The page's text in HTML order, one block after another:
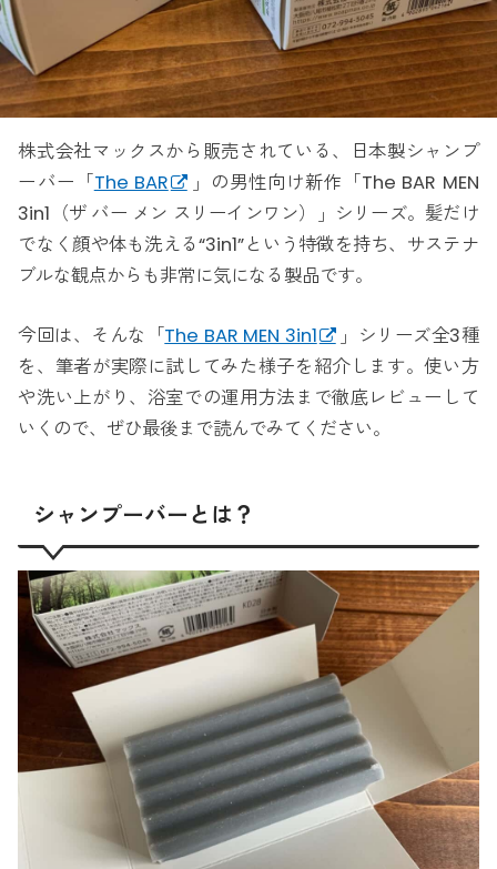
株式会社マックスから販売されている、日本製シャンプ
ーバー「The BAR
」の男性向け新作「The BAR MEN
3in1（ザ バー メン スリーインワン）」シリーズ。髪だけ
でなく顔や体も洗える“3in1”という特徴を持ち、サステナ
ブルな観点からも非常に気になる製品です。
今回は、そんな「The BAR MEN 3in1
」シリーズ全3種
を、筆者が実際に試してみた様子を紹介します。使い方
や洗い上がり、浴室での運用方法まで徹底レビューして
いくので、ぜひ最後まで読んでみてください。
シャンプーバーとは？